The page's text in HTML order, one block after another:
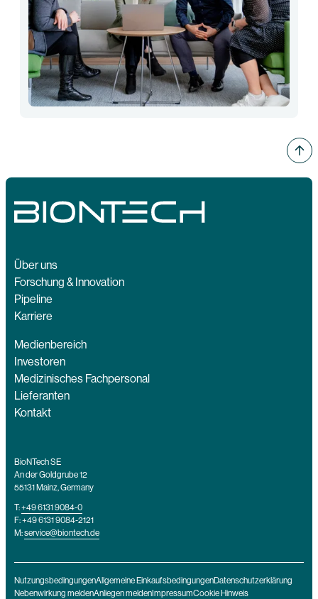
Über uns
Forschung & Innovation
Pipeline
Karriere
Medienbereich
Investoren
Medizinisches Fachpersonal
Lieferanten
Kontakt
BioNTech SE
An der Goldgrube 12
55131 Mainz, Germany
T:+49 6131 9084-0
F: +49 6131 9084-2121
M:service@biontech.de
NutzungsbedingungenAllgemeine EinkaufsbedingungenDatenschutzerklärung
Nebenwirkung meldenAnliegen melden ImpressumCookie Hinweis